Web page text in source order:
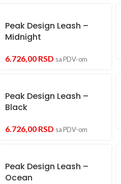
Peak Design Leash –
Midnight
6.726,00 RSD sa PDV-om
Peak Design Leash –
Black
6.726,00 RSD sa PDV-om
Peak Design Leash –
Ocean